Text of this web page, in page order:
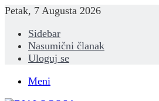
Petak, 7 Augusta 2026
Sidebar
Nasumični članak
Uloguj se
Meni